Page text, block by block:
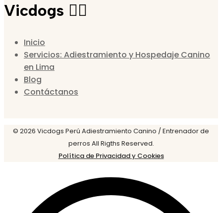
Vicdogs 🐕‍🦺
Inicio
Servicios: Adiestramiento y Hospedaje Canino
en Lima
Blog
Contáctanos
© 2026 Vicdogs Perú Adiestramiento Canino / Entrenador de
perros All Rigths Reserved.
Política de Privacidad y Cookies